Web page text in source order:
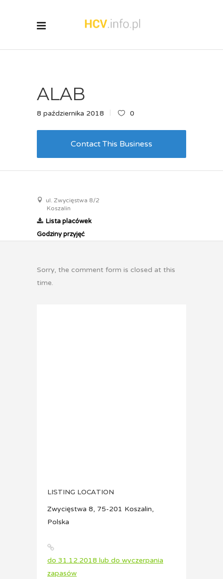
ALAB
8 października 2018 0
Contact This Business
ul. Zwycięstwa 8/2
Koszalin
Lista placówek
Godziny przyjęć
Sorry, the comment form is closed at this
time.
LISTING LOCATION
Zwycięstwa 8, 75-201 Koszalin,
Polska
do 31.12.2018 lub do wyczerpania
zapasów